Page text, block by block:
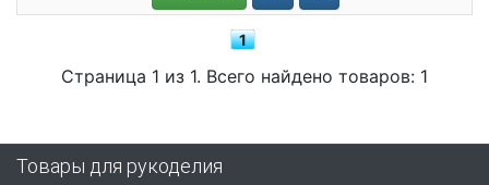
1
Страница 1 из 1. Всего найдено товаров: 1
Товары для рукоделия